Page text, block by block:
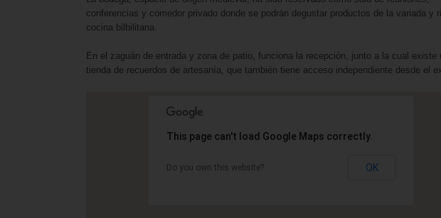
conferencias y comedor privado donde se podrán degustar productos de la variada y
cocina bilbilitana.
En el zaguán de entrada y zona de patio, funciona la recepción, junto a la cual existe
tienda de recuerdos de artesanía, que también tiene acceso independiente desde el
This page can't load Google Maps correctly.
Do you own this website? OK